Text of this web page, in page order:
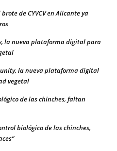
brote de CYVCV en Alicante ya
la nueva plataforma digital para
la nueva plataforma digital
vegetal
de las chinches, faltan
biológico de las chinches,